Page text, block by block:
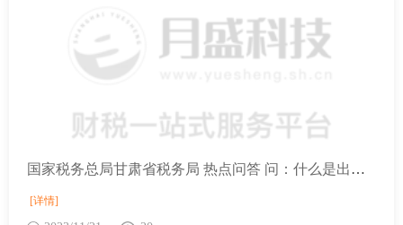
国家税务总局甘肃省税务局 热点问答 问：什么是出口退（免）税实地核查“容缺办理”？
[详情]